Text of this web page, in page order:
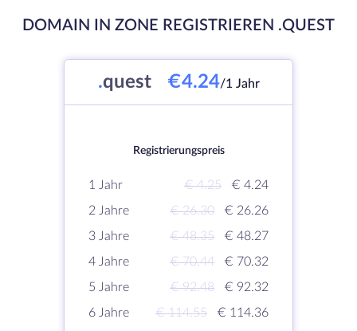
DOMAIN IN ZONE REGISTRIEREN .QUEST
.quest €4.24/1 Jahr
Registrierungspreis
1 Jahr € 4.25
€ 4.24
2 Jahre
€ 26.30
€ 26.26
3 Jahre
€ 48.35
€ 48.27
4 Jahre
€ 70.44
€ 70.32
5 Jahre
€ 92.48
€ 92.32
6 Jahre
€ 114.55
€ 114.36